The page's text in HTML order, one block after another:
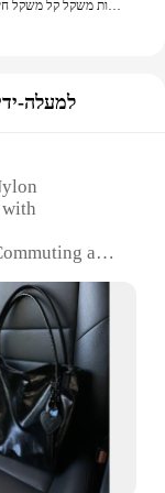
Baasploa גברים נעלי ריצה מקצועיות רשת חדשות נעלי ספורט נוחיות נעלי ספורט קלות משקל קל משקל חיצוני
למעלה-
with
and
and
and
Options